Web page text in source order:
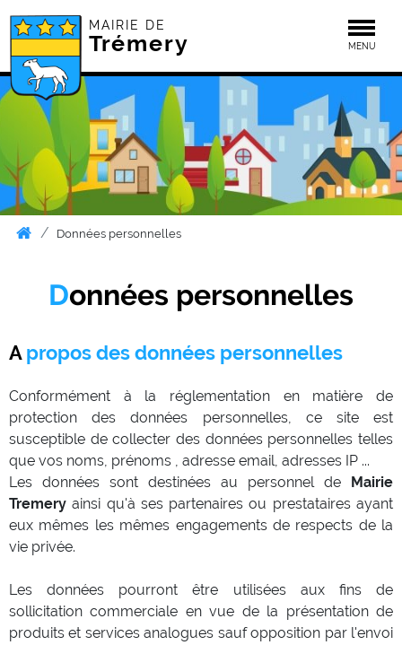
MAIRIE DE
Trémery MENU
Données personnelles
Données personnelles
A propos des données personnelles
Conformément à la réglementation en matière de
protection des données personnelles, ce site est
susceptible de collecter des données personnelles telles
que vos noms, prénoms , adresse email, adresses IP ...
Les données sont destinées au personnel de Mairie
Tremery ainsi qu'à ses partenaires ou prestataires ayant
eux mêmes les mêmes engagements de respects de la
vie privée.
Les données pourront être utilisées aux fins de
sollicitation commerciale en vue de la présentation de
produits et services analogues sauf opposition par l'envoi